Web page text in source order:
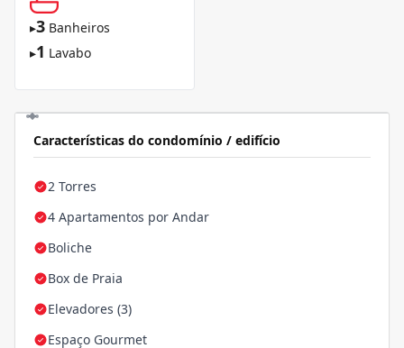
▸3 Banheiros
▸1 Lavabo
Características do condomínio / edifício
2 Torres
4 Apartamentos por Andar
Boliche
Box de Praia
Elevadores (3)
Espaço Gourmet